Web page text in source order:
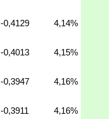
-0,4129 4,14%
-0,4013 4,15%
-0,3947 4,16%
-0,3911 4,16%